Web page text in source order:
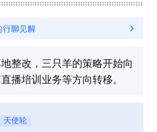
整改，三只羊的策略开始向
播培训业务等方向转移。
天使轮